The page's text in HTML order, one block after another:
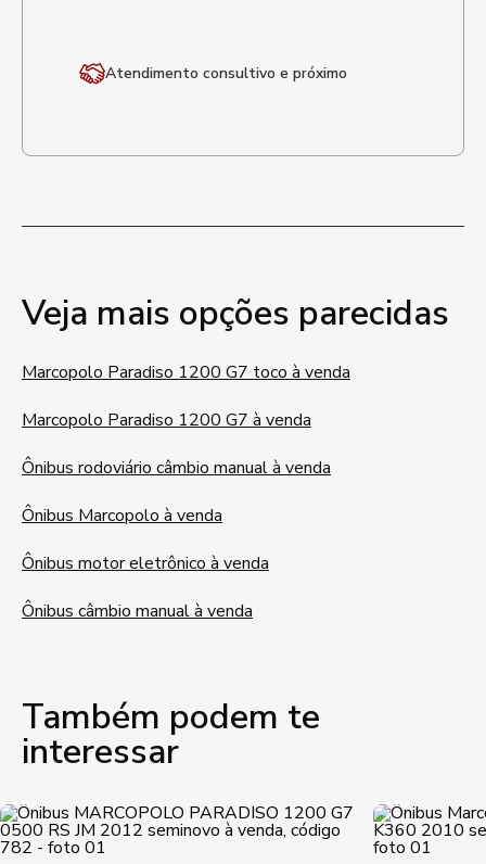
Atendimento consultivo e próximo
Veja mais opções parecidas
Marcopolo Paradiso 1200 G7 toco à venda
Marcopolo Paradiso 1200 G7 à venda
Ônibus rodoviário câmbio manual à venda
Ônibus Marcopolo à venda
Ônibus motor eletrônico à venda
Ônibus câmbio manual à venda
Também podem te
interessar